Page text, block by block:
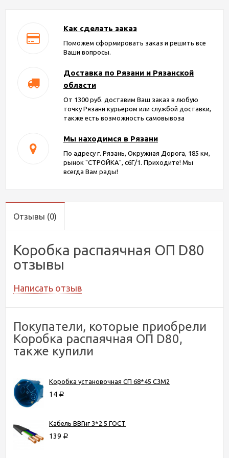
Как сделать заказ
Поможем сформировать заказ и решить все
Ваши вопросы.
Доставка по Рязани и Рязанской
области
От 1300 руб. доставим Ваш заказ в любую
точку Рязани курьером или службой доставки,
также есть возможность самовывоза
Мы находимся в Рязани
По адресу г. Рязань, Окружная Дорога, 185 км,
рынок "СТРОЙКА", с6Г/1. Приходите! Мы
всегда Вам рады!
Отзывы (0)
Коробка распаячная ОП D80
отзывы
Написать отзыв
Покупатели, которые приобрели
Коробка распаячная ОП D80,
также купили
Коробка установочная СП 68*45 С3М2
14 Р
Кабель ВВГнг 3*2.5 ГОСТ
139 Р